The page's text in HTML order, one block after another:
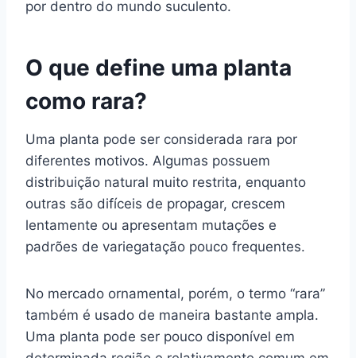
por dentro do mundo suculento.
O que define uma planta
como rara?
Uma planta pode ser considerada rara por
diferentes motivos. Algumas possuem
distribuição natural muito restrita, enquanto
outras são difíceis de propagar, crescem
lentamente ou apresentam mutações e
padrões de variegatação pouco frequentes.
No mercado ornamental, porém, o termo “rara”
também é usado de maneira bastante ampla.
Uma planta pode ser pouco disponível em